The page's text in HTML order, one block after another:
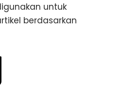
untuk
berdasarkan